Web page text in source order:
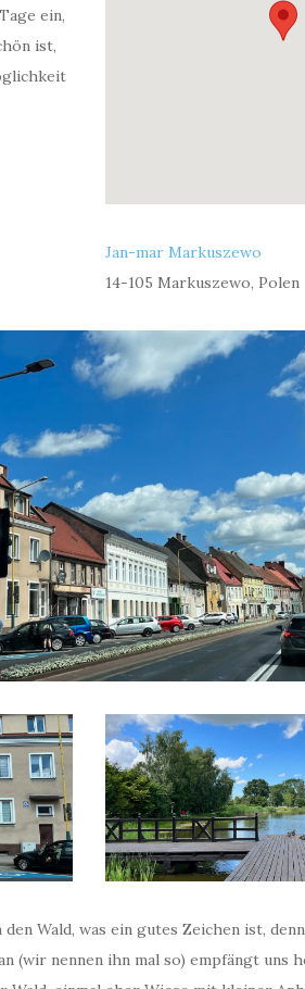
ein,
ist,
Jan-mar Markuszewo
14-105 Markuszewo, Polen
Wald, was ein gutes Zeichen ist,
(wir nennen ihn mal so) empfängt uns